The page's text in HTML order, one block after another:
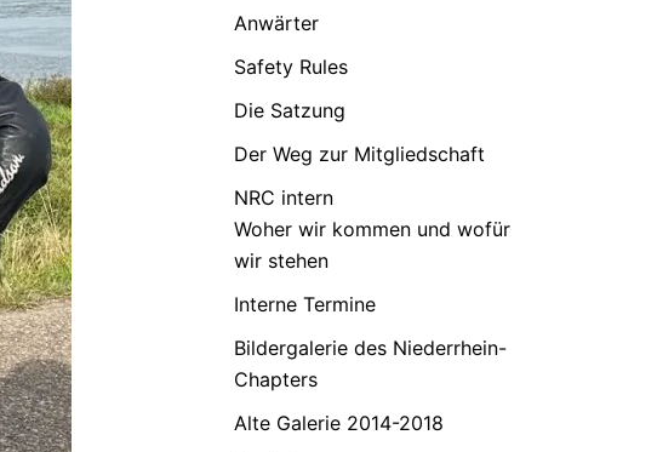
Anwärter
Safety Rules
Die Satzung
Der Weg zur Mitgliedschaft
NRC intern
Woher wir kommen und wofür
wir stehen
Interne Termine
Bildergalerie des Niederrhein-
Chapters
Alte Galerie 2014-2018